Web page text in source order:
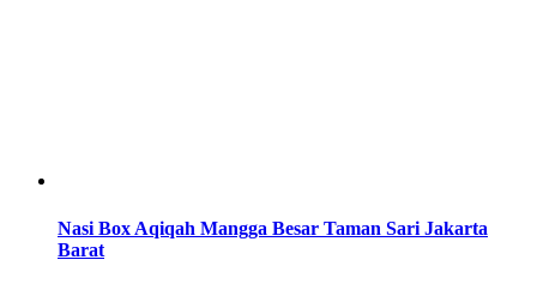
Nasi Box Aqiqah Mangga Besar Taman Sari Jakarta
Barat